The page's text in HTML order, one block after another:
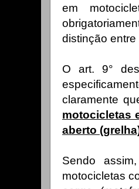
em
distinção
O art. 9°
claramente
motocicletas
aberto
Sendo
motocicletas